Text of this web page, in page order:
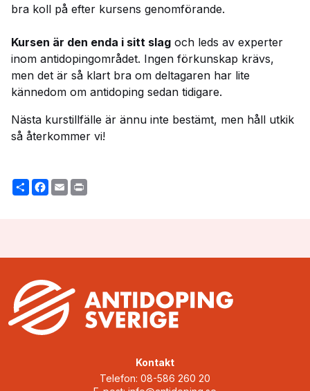
bra koll på efter kursens genomförande.
Kursen är den enda i sitt slag och leds av experter
inom antidopingområdet. Ingen förkunskap krävs,
men det är så klart bra om deltagaren har lite
kännedom om antidoping sedan tidigare.
Nästa kurstillfälle är ännu inte bestämt, men håll utkik
så återkommer vi!
ShareFacebook
Email
Kontakt
Telefon: 08-586 260 20